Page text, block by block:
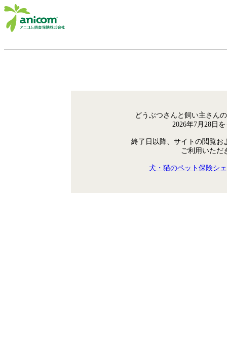
どうぶつさんと飼い主さん
2026年7月28日
終了日以降、サイトの閲覧お
ご利用いただ
犬・猫のペット保険シ